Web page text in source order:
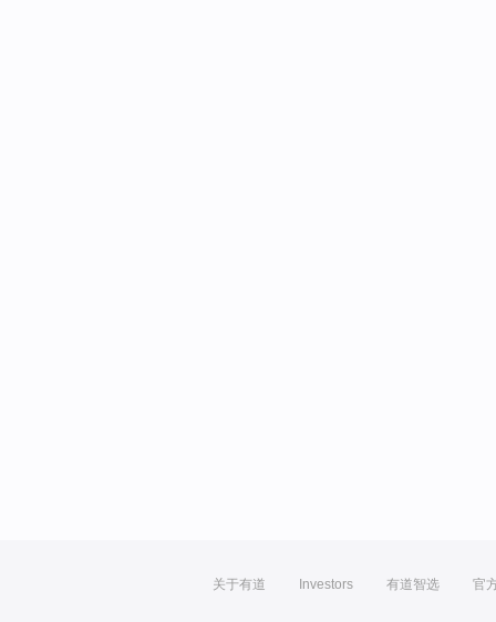
关于有道 Investors 有道智选 官